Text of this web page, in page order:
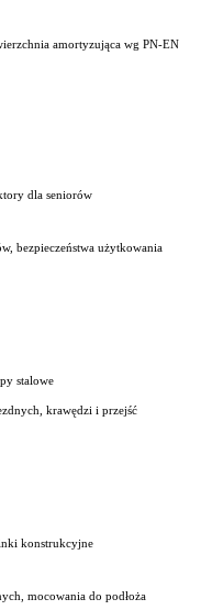
amortyzująca wg PN-EN
dla seniorów
bezpieczeństwa użytkowania
stalowe
krawędzi i przejść
konstrukcyjne
mocowania do podłoża